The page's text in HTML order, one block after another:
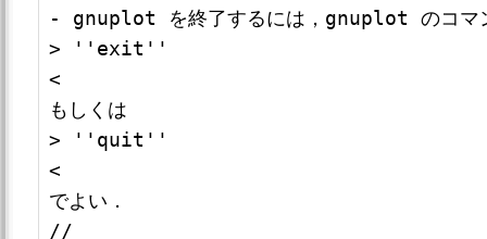
- gnuplot を終了するには，gnuplot のコマ
> ''exit''
<
もしくは
> ''quit''
<
でよい．
//